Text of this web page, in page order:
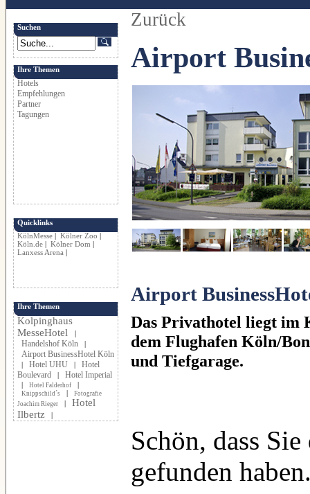
Suchen
Ihre Themen
Hotels
Empfehlungen
Partner
Tagungen
Quicklinks
KölnMesse
Kölner Zoo
Köln.de
Kölner Dom
Lanxess Arena
Ihre Themen
Kolpinghaus
MesseHotel
Handelshof Köln
Airport BusinessHotel Köln
Hotel UHU
Hotel
Boulevard
Hotel Imperial
Hotel Falderhof
Knippschild´s
Fotografie
Joachim Rieger
Hotel
Ilbertz
Zurück
Airport
Airport
Das Privathotel liegt im
dem Flughafen Köln/
und Tiefgarage.
Schön, dass
gefunden